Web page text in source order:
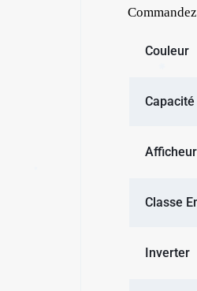
Couleur
Capacité
Afficheur
Classe
Inverter
✱